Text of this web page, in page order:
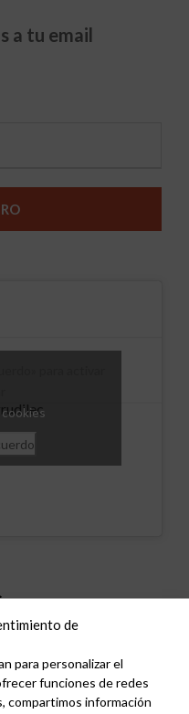
de
para personalizar el
funciones de redes
compartimos información
a tu email